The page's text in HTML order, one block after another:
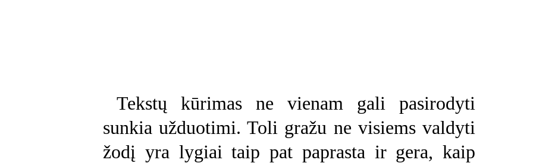
Tekstų kūrimas ne vienam gali pasirodyti
sunkia užduotimi. Toli gražu ne visiems valdyti
žodį yra lygiai taip pat paprasta ir gera, kaip